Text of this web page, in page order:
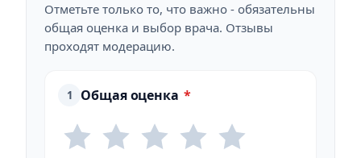
Отметьте только то, что важно - обязательны
общая оценка и выбор врача. Отзывы
проходят модерацию.
1 Общая оценка *